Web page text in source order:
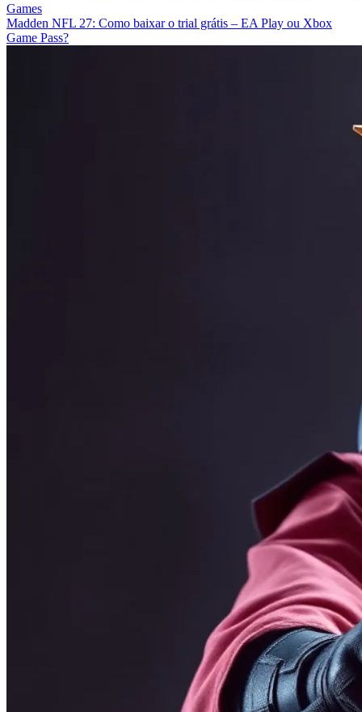
Games
Madden NFL 27: Como baixar o trial grátis – EA Play ou Xbox
Game Pass?